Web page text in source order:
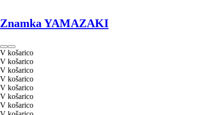
Znamka YAMAZAKI
V košarico
V košarico
V košarico
V košarico
V košarico
V košarico
V košarico